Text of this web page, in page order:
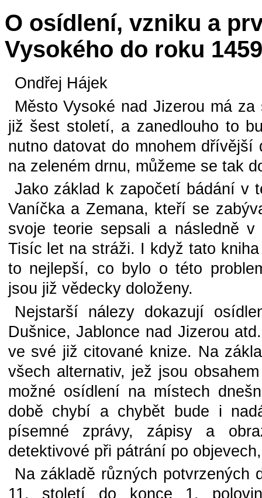
O osídlení, vzniku a
Vysokého do roku
Ondřej Hájek
Město Vysoké nad Jizerou má
již šest století, a zanedlouho to
nutno datovat do mnohem
na zeleném drnu, můžeme se tak
Jako základ k započetí bádání v
Vaníčka a Zemana, kteří se
svoje teorie sepsali a následně
Tisíc let na stráži. I když tato
to nejlepší, co bylo o této
jsou již vědecky doloženy.
Nejstarší nálezy dokazují
Dušnice, Jablonce nad Jizerou
ve své již citované knize. Na
všech alternativ, jež jsou
možné osídlení na místech
době chybí a chybět bude i
písemné zprávy, zápisy a
detektivové při pátrání po
Na základě různých potvrzených
11. století do konce 1.